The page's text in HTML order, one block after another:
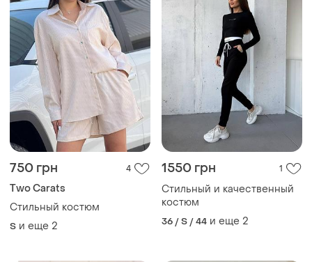
750 грн 4
Two Carats
Стильный костюм
S и еще 2
1550 грн 1
Стильный и качественный
костюм
36 / S / 44 и еще 2